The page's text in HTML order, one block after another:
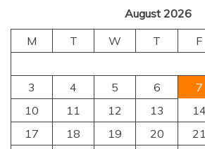
August 2026
M
T W T F
3
4 5 6 7
10
11 12 13 14
17
18 19 20 21